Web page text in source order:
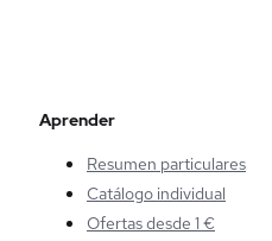
Aprender
Resumen particulares
Catálogo individual
Ofertas desde 1 €